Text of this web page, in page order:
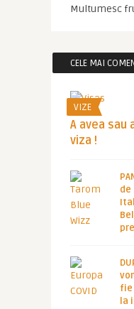
Multumesc
CELE MAI
VIZE
A avea sau
viza !
de
fie
la